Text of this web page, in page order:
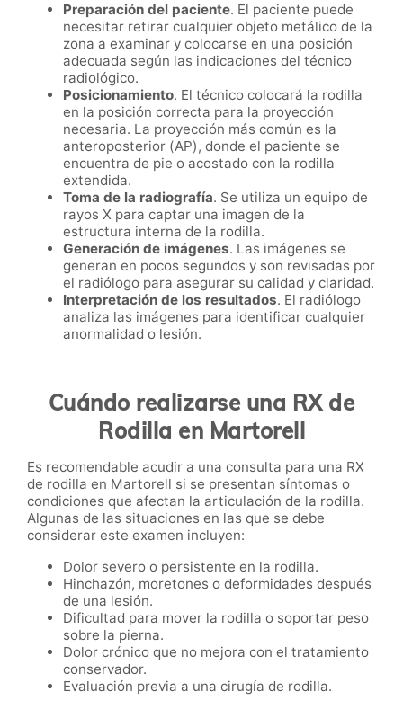
Preparación del paciente. El paciente puede
necesitar retirar cualquier objeto metálico de la
zona a examinar y colocarse en una posición
adecuada según las indicaciones del técnico
radiológico.
Posicionamiento. El técnico colocará la rodilla
en la posición correcta para la proyección
necesaria. La proyección más común es la
anteroposterior (AP), donde el paciente se
encuentra de pie o acostado con la rodilla
extendida.
Toma de la radiografía. Se utiliza un equipo de
rayos X para captar una imagen de la
estructura interna de la rodilla.
Generación de imágenes. Las imágenes se
generan en pocos segundos y son revisadas por
el radiólogo para asegurar su calidad y claridad.
Interpretación de los resultados. El radiólogo
analiza las imágenes para identificar cualquier
anormalidad o lesión.
Cuándo realizarse una RX de
Rodilla en Martorell
Es recomendable acudir a una consulta para una RX
de rodilla en Martorell si se presentan síntomas o
condiciones que afectan la articulación de la rodilla.
Algunas de las situaciones en las que se debe
considerar este examen incluyen:
Dolor severo o persistente en la rodilla.
Hinchazón, moretones o deformidades después
de una lesión.
Dificultad para mover la rodilla o soportar peso
sobre la pierna.
Dolor crónico que no mejora con el tratamiento
conservador.
Evaluación previa a una cirugía de rodilla.